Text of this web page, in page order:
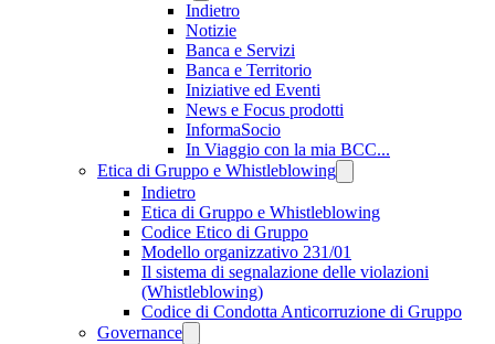
Indietro
Notizie
Banca e Servizi
Banca e Territorio
Iniziative ed Eventi
News e Focus prodotti
InformaSocio
In Viaggio con la mia BCC...
Etica di Gruppo e Whistleblowing
Indietro
Etica di Gruppo e Whistleblowing
Codice Etico di Gruppo
Modello organizzativo 231/01
Il sistema di segnalazione delle violazioni
(Whistleblowing)
Codice di Condotta Anticorruzione di Gruppo
Governance